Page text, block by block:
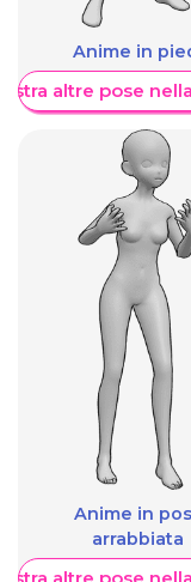
Anime in
altre pose
Anime in
arrabbiata